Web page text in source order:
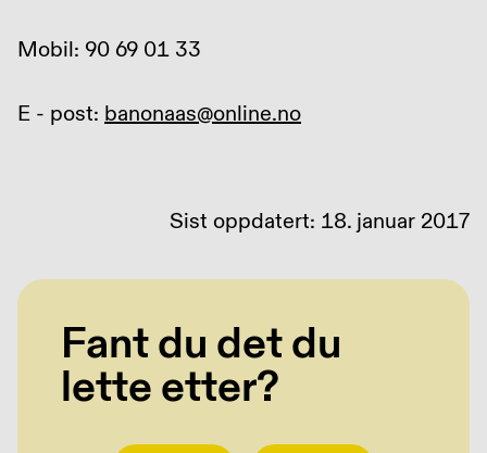
Mobil: 90 69 01 33
E - post: banonaas@online.no
Sist oppdatert: 18. januar 2017
Fant du det du
lette etter?